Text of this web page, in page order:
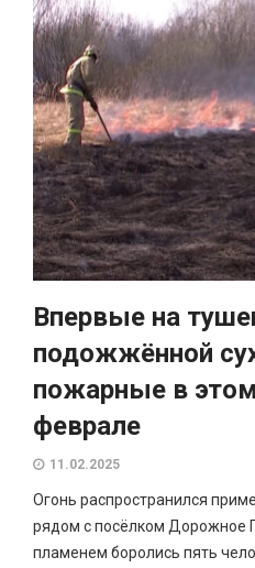
Впервые на
подожжённой
пожарные в
феврале
11.02.2025
Огонь распространился
рядом с посёлком Дорожное
пламенем боролись пять